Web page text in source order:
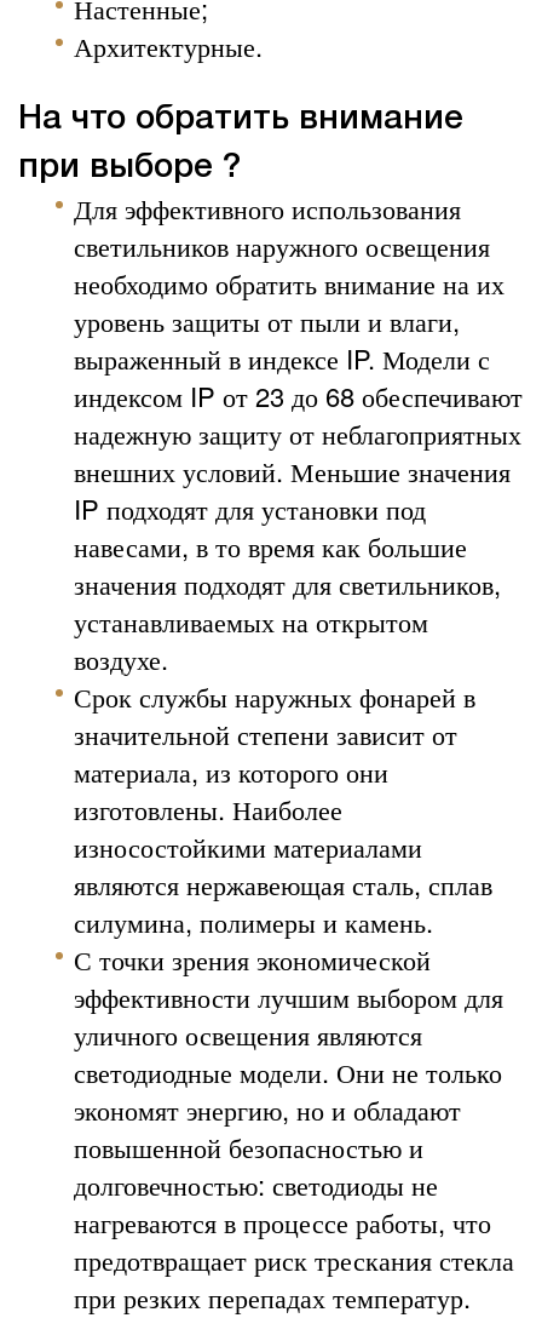
Настенные;
Архитектурные.
На что обратить внимание
при выборе ?
Для эффективного использования
светильников наружного освещения
необходимо обратить внимание на их
уровень защиты от пыли и влаги,
выраженный в индексе IP. Модели с
индексом IP от 23 до 68 обеспечивают
надежную защиту от неблагоприятных
внешних условий. Меньшие значения
IP подходят для установки под
навесами, в то время как большие
значения подходят для светильников,
устанавливаемых на открытом
воздухе.
Срок службы наружных фонарей в
значительной степени зависит от
материала, из которого они
изготовлены. Наиболее
износостойкими материалами
являются нержавеющая сталь, сплав
силумина, полимеры и камень.
С точки зрения экономической
эффективности лучшим выбором для
уличного освещения являются
светодиодные модели. Они не только
экономят энергию, но и обладают
повышенной безопасностью и
долговечностью: светодиоды не
нагреваются в процессе работы, что
предотвращает риск трескания стекла
при резких перепадах температур.